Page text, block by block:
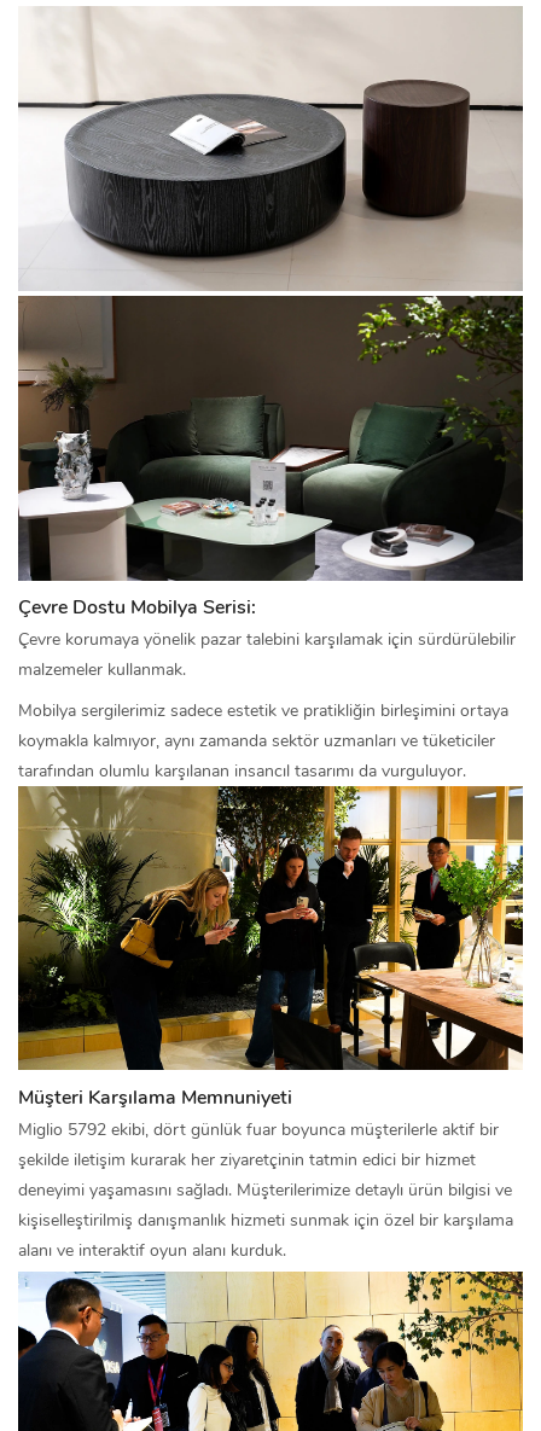
Çevre Dostu Mobilya Serisi:
Çevre korumaya yönelik pazar talebini karşılamak için sürdürülebilir
malzemeler kullanmak.
Mobilya sergilerimiz sadece estetik ve pratikliğin birleşimini ortaya
koymakla kalmıyor, aynı zamanda sektör uzmanları ve tüketiciler
tarafından olumlu karşılanan insancıl tasarımı da vurguluyor.
Müşteri Karşılama Memnuniyeti
Miglio 5792 ekibi, dört günlük fuar boyunca müşterilerle aktif bir
şekilde iletişim kurarak her ziyaretçinin tatmin edici bir hizmet
deneyimi yaşamasını sağladı. Müşterilerimize detaylı ürün bilgisi ve
kişiselleştirilmiş danışmanlık hizmeti sunmak için özel bir karşılama
alanı ve interaktif oyun alanı kurduk.